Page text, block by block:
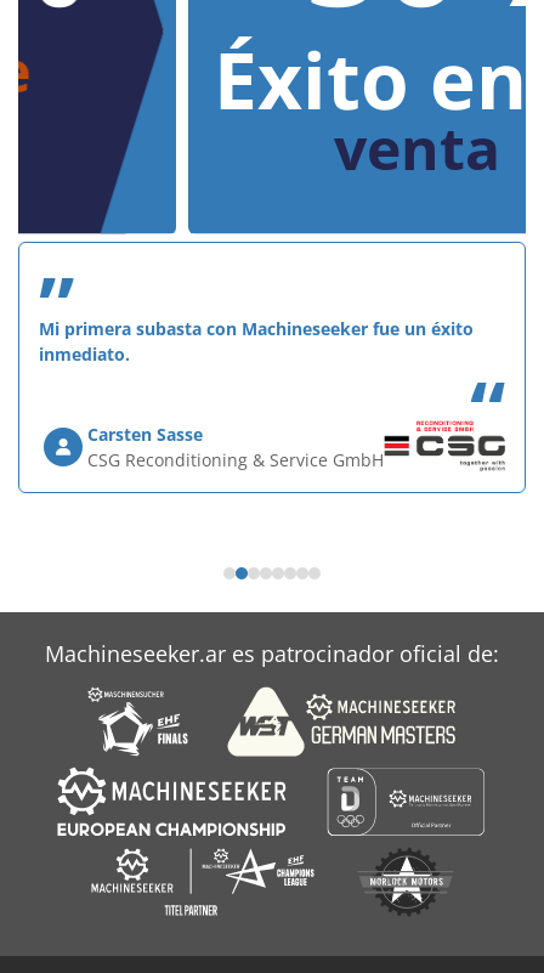
Éxito en la
”
Mi primera subasta con Machineseeker fue un éxito
inmediato.
“
Carsten Sasse
CSG Reconditioning & Service GmbH
Machineseeker.ar es patrocinador oficial de: